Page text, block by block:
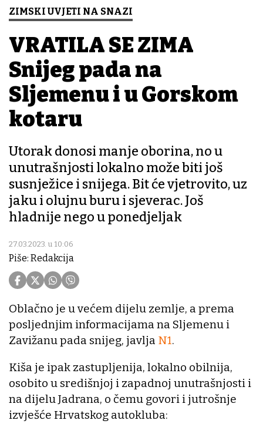
ZIMSKI UVJETI NA SNAZI
VRATILA SE ZIMA
Snijeg pada na
Sljemenu i u Gorskom
kotaru
Utorak donosi manje oborina, no u
unutrašnjosti lokalno može biti još
susnježice i snijega. Bit će vjetrovito, uz
jaku i olujnu buru i sjeverac. Još
hladnije nego u ponedjeljak
27.03.2023. u 10:06
Piše: Redakcija
Oblačno je u većem dijelu zemlje, a prema
posljednjim informacijama na Sljemenu i
Zavižanu pada snijeg, javlja N1.
Kiša je ipak zastupljenija, lokalno obilnija,
osobito u središnjoj i zapadnoj unutrašnjosti i
na dijelu Jadrana, o čemu govori i jutrošnje
izvješće Hrvatskog autokluba: